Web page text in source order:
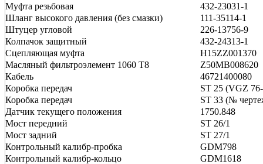
Муфта резьбовая
432-23031-1
Шланг высокого давления (без смазки)
111-35114-1
Штуцер угловой
226-13756-9
Колпачок защитный
432-24313-1
Сцепляющая муфта
H15ZZ001370
Масляный фильтроэлемент 1060 Т8
Z50MB008620
Кабель
46721400080
Коробка передач
ST 25 (VGZ
Коробка передач
ST 33 (№
Датчик текущего положения
1750.848
Мост передний
ST 26/1
Мост задний
ST 27/1
Контрольный калибр-пробка
GDM798
Контрольный калибр-кольцо
GDM1618